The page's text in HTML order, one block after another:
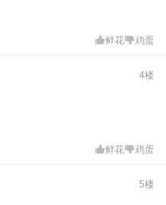
鲜花 鸡蛋
4楼
鲜花 鸡蛋
5楼